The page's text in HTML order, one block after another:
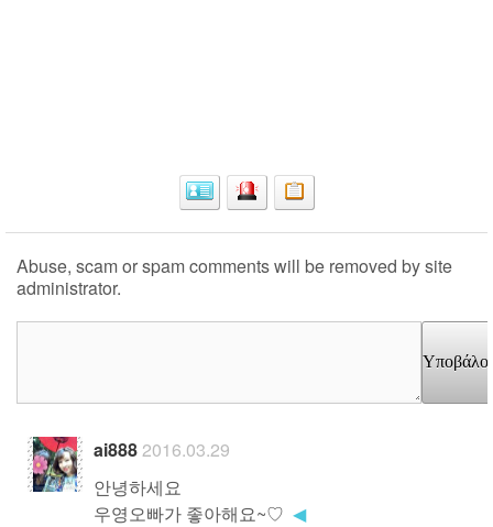
Abuse, scam or spam comments will be removed by site
administrator.
ai8882016.03.29
안녕하세요
우영오빠가 좋아해요~♡ ◀